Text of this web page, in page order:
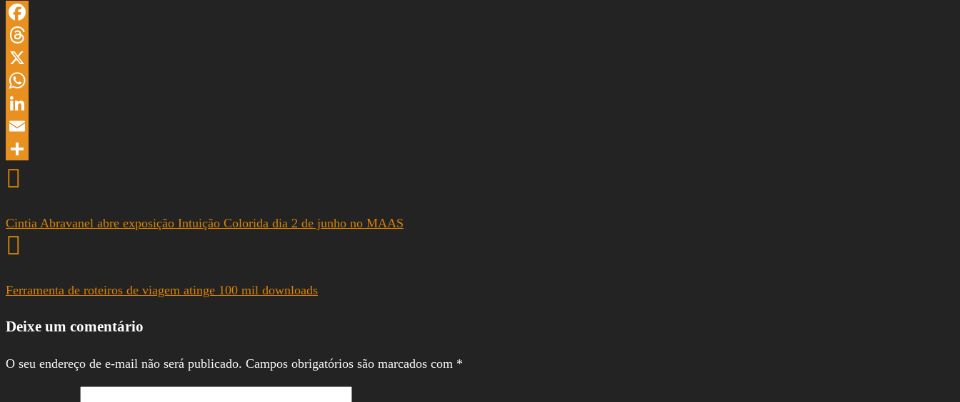
Facebook
Threads
X
WhatsApp
LinkedIn
Email
Share
Cintia Abravanel abre exposição Intuição Colorida dia 2 de junho no MAAS
Ferramenta de roteiros de viagem atinge 100 mil downloads
Deixe um comentário
O seu endereço de e-mail não será publicado. Campos obrigatórios são marcados com *